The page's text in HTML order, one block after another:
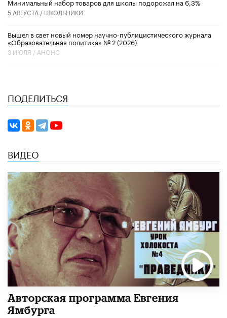
Минимальный набор товаров для школы подорожал на 6,3%
5 АВГУСТА / ШКОЛЬНИКИ
Вышел в свет новый номер научно-публицистического журнала
«Образовательная политика» № 2 (2026)
3 ИЮЛЯ / АНОНС
ПОДЕЛИТЬСЯ
ВИДЕО
Авторская программа Евгения
Ямбурга